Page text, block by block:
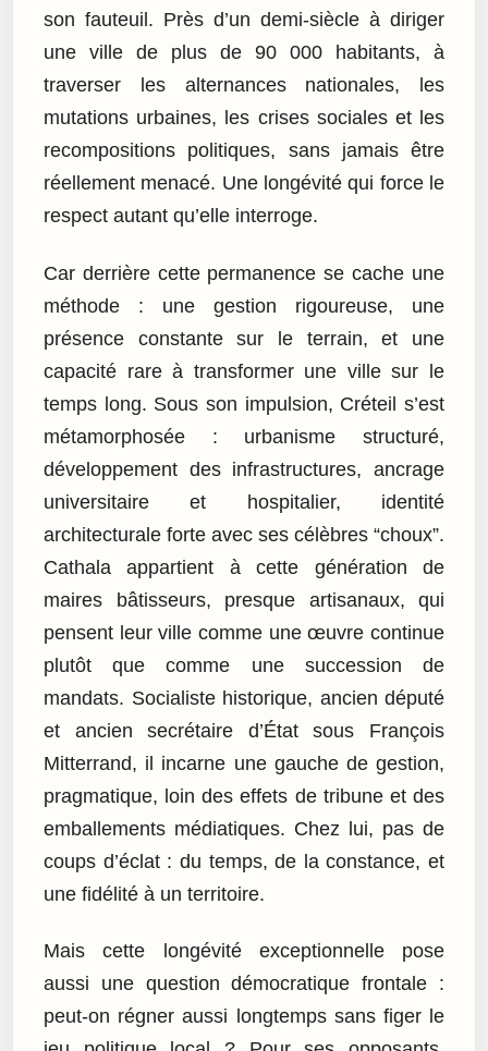
son fauteuil. Près d’un demi-siècle à diriger
une ville de plus de 90 000 habitants, à
traverser les alternances nationales, les
mutations urbaines, les crises sociales et les
recompositions politiques, sans jamais être
réellement menacé. Une longévité qui force le
respect autant qu’elle interroge.
Car derrière cette permanence se cache une
méthode : une gestion rigoureuse, une
présence constante sur le terrain, et une
capacité rare à transformer une ville sur le
temps long. Sous son impulsion, Créteil s’est
métamorphosée : urbanisme structuré,
développement des infrastructures, ancrage
universitaire et hospitalier, identité
architecturale forte avec ses célèbres “choux”.
Cathala appartient à cette génération de
maires bâtisseurs, presque artisanaux, qui
pensent leur ville comme une œuvre continue
plutôt que comme une succession de
mandats. Socialiste historique, ancien député
et ancien secrétaire d’État sous François
Mitterrand, il incarne une gauche de gestion,
pragmatique, loin des effets de tribune et des
emballements médiatiques. Chez lui, pas de
coups d’éclat : du temps, de la constance, et
une fidélité à un territoire.
Mais cette longévité exceptionnelle pose
aussi une question démocratique frontale :
peut-on régner aussi longtemps sans figer le